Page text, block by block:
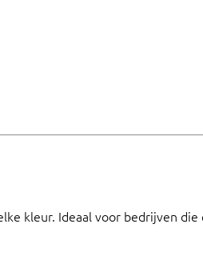
kleur. Ideaal voor bedrijven